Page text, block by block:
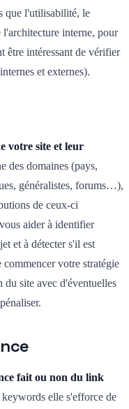
que l'utilisabilité, le
interne, pour
être intéressant de vérifier
et externes).
votre site et leur
des domaines (pays,
généralistes, forums…),
de ceux-ci
aider à identifier
et à détecter s'il est
commencer votre stratégie
site avec d'éventuelles
fait ou non du link
keywords elle s'efforce de